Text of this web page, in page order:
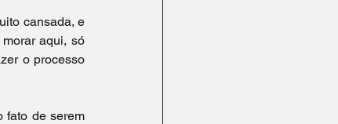
cansada, e
aqui, só
o processo
fato de serem